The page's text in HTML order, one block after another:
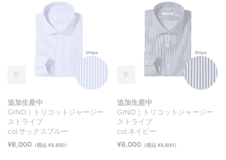
追加生産中
GINO｜トリコットジャージー
ストライプ
col.サックスブルー
¥8,000 （税込 ¥8,800）
追加生産中
GINO｜トリコットジャージー
ストライプ
col.ネイビー
¥8,000（税込 ¥8,800）